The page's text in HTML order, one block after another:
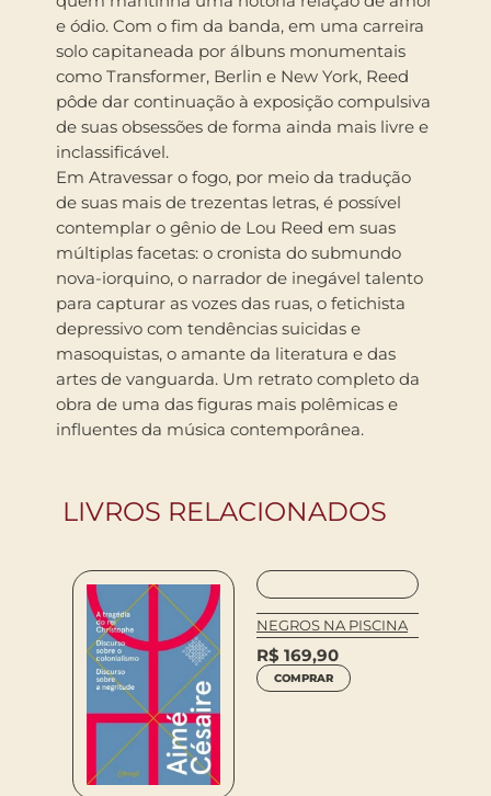
e ódio. Com o fim da banda, em uma carreira
solo capitaneada por álbuns monumentais
como Transformer, Berlin e New York, Reed
pôde dar continuação à exposição compulsiva
de suas obsessões de forma ainda mais livre e
inclassificável.
Em Atravessar o fogo, por meio da tradução
de suas mais de trezentas letras, é possível
contemplar o gênio de Lou Reed em suas
múltiplas facetas: o cronista do submundo
nova-iorquino, o narrador de inegável talento
para capturar as vozes das ruas, o fetichista
depressivo com tendências suicidas e
masoquistas, o amante da literatura e das
artes de vanguarda. Um retrato completo da
obra de uma das figuras mais polêmicas e
influentes da música contemporânea.
LIVROS RELACIONADOS
NEGROS NA PISCINA
R$ 169,90
COMPRAR